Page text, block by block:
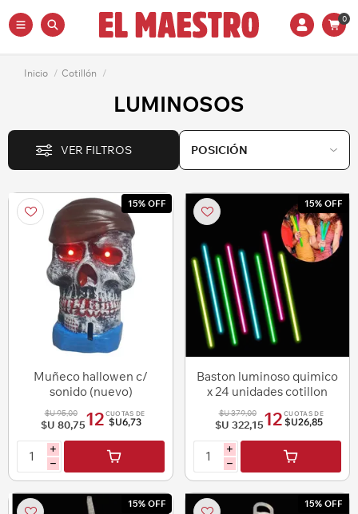
0
Inicio / Cotillón /
LUMINOSOS
VER FILTROS
15% OFF
Muñeco hallowen c/
sonido (nuevo)
$U 95,00
$U 80,7512 CUOTAS DE
$U6,73
i
h
15% OFF
Baston luminoso quimico
x 24 unidades cotillon
luminoso
$U 379,00
$U 322,1512 CUOTAS DE
$U26,85
i
h
15% OFF 15% OFF